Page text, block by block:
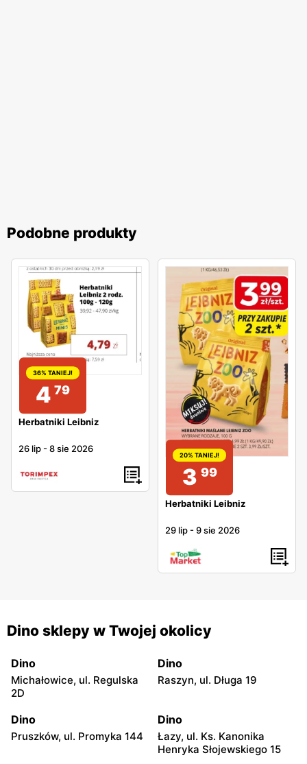
Podobne produkty
36% TANIEJ!
4 79
Herbatniki Leibniz
26 lip -8 sie 2026
20% TANIEJ!
3 99
Herbatniki Leibniz
29 lip -9 sie 2026
Dino sklepy w Twojej okolicy
Dino
Michałowice, ul. Regulska
2D
Dino
Raszyn, ul. Długa 19
Dino
Pruszków, ul. Promyka 144
Dino
Łazy, ul. Ks. Kanonika
Henryka Słojewskiego 15